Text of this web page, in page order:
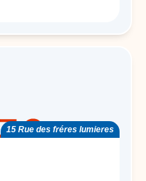
15 Rue des fréres lumieres